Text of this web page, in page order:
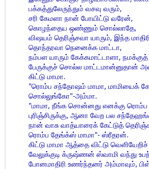
பக்கத்துலேருந்தும் வசவு வரும்,
சரி கேமளா நான் போயிட்டு வரேன்,
கொழந்தைய ஒண்ணும் சொல்லாதே,
விஷயம் தெரிஞ்சவா யாரும், இந்த
தொந்தரவா நெனைக்க மாட்டா,
நம்பள யாரும் கேக்கமாட்டாளா, நமக்குத்
பேருக்குச் சொல்ல மாட்டமான்னுதான்
கிட்டு மாமா.
"ரொம்ப சந்தோஷம் மாமா, மாமியைக்
சொல்லுங்கோ"-அம்மா.
"மாமா, நீங்க சொன்னது எனக்கு
புரிஞ்சிருக்கு, ஆனா வேற பல
நான் வாசு வாத்யாரைக் கேட்டுத்
ரொம்ப தேங்க்ஸ் மாமா"- ஸ்ரீதரன்.
கிட்டு மாமா ஆத்தை விட்டு
வேலுக்குடி க்ருஷ்ணன் ஸ்வாமி வந்து
போனமாதிரி உணர்ந்தனர் அம்மாவும்,